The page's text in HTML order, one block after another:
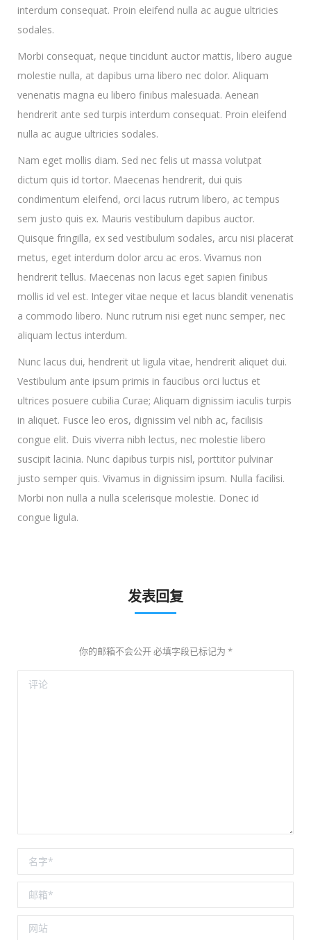
interdum consequat. Proin eleifend nulla ac augue ultricies
sodales.
Morbi consequat, neque tincidunt auctor mattis, libero augue
molestie nulla, at dapibus urna libero nec dolor. Aliquam
venenatis magna eu libero finibus malesuada. Aenean
hendrerit ante sed turpis interdum consequat. Proin eleifend
nulla ac augue ultricies sodales.
Nam eget mollis diam. Sed nec felis ut massa volutpat
dictum quis id tortor. Maecenas hendrerit, dui quis
condimentum eleifend, orci lacus rutrum libero, ac tempus
sem justo quis ex. Mauris vestibulum dapibus auctor.
Quisque fringilla, ex sed vestibulum sodales, arcu nisi placerat
metus, eget interdum dolor arcu ac eros. Vivamus non
hendrerit tellus. Maecenas non lacus eget sapien finibus
mollis id vel est. Integer vitae neque et lacus blandit venenatis
a commodo libero. Nunc rutrum nisi eget nunc semper, nec
aliquam lectus interdum.
Nunc lacus dui, hendrerit ut ligula vitae, hendrerit aliquet dui.
Vestibulum ante ipsum primis in faucibus orci luctus et
ultrices posuere cubilia Curae; Aliquam dignissim iaculis turpis
in aliquet. Fusce leo eros, dignissim vel nibh ac, facilisis
congue elit. Duis viverra nibh lectus, nec molestie libero
suscipit lacinia. Nunc dapibus turpis nisl, porttitor pulvinar
justo semper quis. Vivamus in dignissim ipsum. Nulla facilisi.
Morbi non nulla a nulla scelerisque molestie. Donec id
congue ligula.
发表回复
你的邮箱不会公开 必填字段已标记为 *
评论
名称 *
邮箱 *
网站